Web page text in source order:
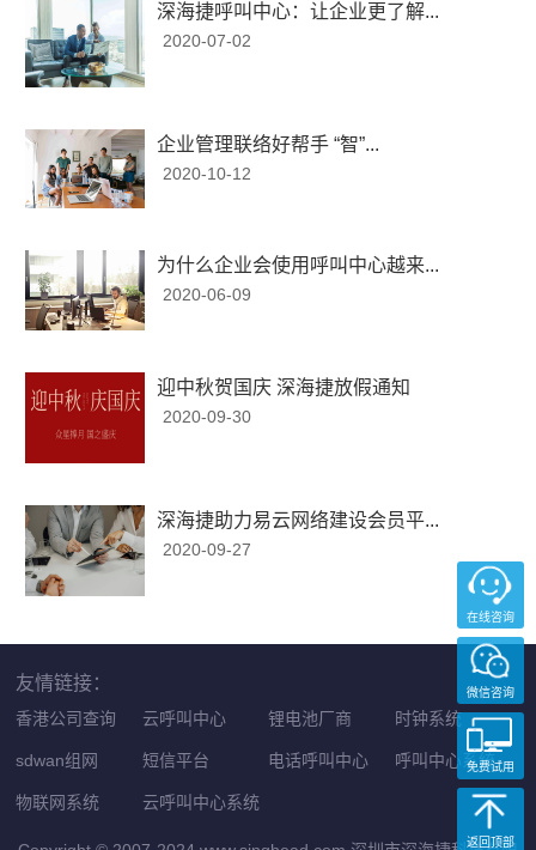
深海捷呼叫中心：让企业更了解...
2020-07-02
企业管理联络好帮手 “智”...
2020-10-12
为什么企业会使用呼叫中心越来...
2020-06-09
迎中秋贺国庆 深海捷放假通知
2020-09-30
深海捷助力易云网络建设会员平...
2020-09-27
在线咨询
微信咨询
免费试用
返回顶部
友情链接：
香港公司查询 云呼叫中心 锂电池厂商 时钟系统
sdwan组网 短信平台 电话呼叫中心 呼叫中心系统
物联网系统 云呼叫中心系统